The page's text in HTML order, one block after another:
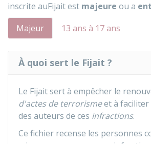
inscrite auFijaitest majeure ou a
Majeur
13 ans à 17 ans
À quoi sert le Fijait ?
Le Fijaitsert à empêcher le
d'actes de terrorismeet à faciliter
des auteurs de ces infractions.
Ce fichier recense les personnes